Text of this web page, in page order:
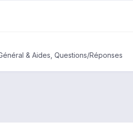
& Aides, Questions/Réponses